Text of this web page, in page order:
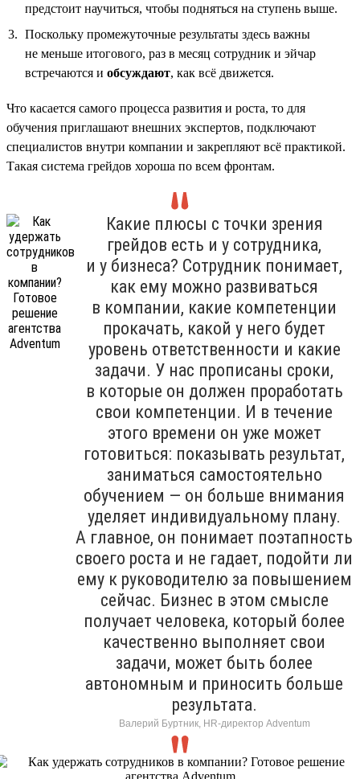
предстоит научиться, чтобы подняться на ступень выше.
Поскольку промежуточные результаты здесь важны
не меньше итогового, раз в месяц сотрудник и эйчар
встречаются и обсуждают, как всё движется.
Что касается самого процесса развития и роста, то для
обучения приглашают внешних экспертов, подключают
специалистов внутри компании и закрепляют всё практикой.
Такая система грейдов хороша по всем фронтам.
Какие плюсы с точки зрения
грейдов есть и у сотрудника,
и у бизнеса? Сотрудник понимает,
как ему можно развиваться
в компании, какие компетенции
прокачать, какой у него будет
уровень ответственности и какие
задачи. У нас прописаны сроки,
в которые он должен проработать
свои компетенции. И в течение
этого времени он уже может
готовиться: показывать результат,
заниматься самостоятельно
обучением — он больше внимания
уделяет индивидуальному плану.
А главное, он понимает поэтапность
своего роста и не гадает, подойти ли
ему к руководителю за повышением
сейчас. Бизнес в этом смысле
получает человека, который более
качественно выполняет свои
задачи, может быть более
автономным и приносить больше
результата.
Валерий Буртник, HR-директор Adventum